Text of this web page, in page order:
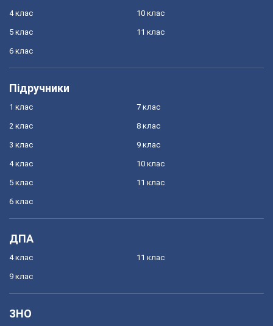
4 клас
5 клас
6 клас
10 клас
11 клас
Підручники
1 клас
2 клас
3 клас
4 клас
5 клас
6 клас
7 клас
8 клас
9 клас
10 клас
11 клас
ДПА
4 клас
9 клас
11 клас
ЗНО